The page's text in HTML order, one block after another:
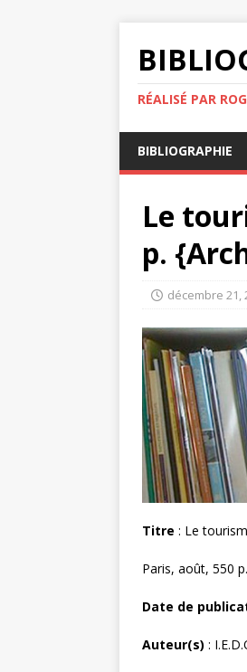
RÉALISÉ PAR
BIBLIOGRAPHIE
Le
p.
décembre 21,
Titre : Le
Paris, août, 550
Date de
Auteur(s) :